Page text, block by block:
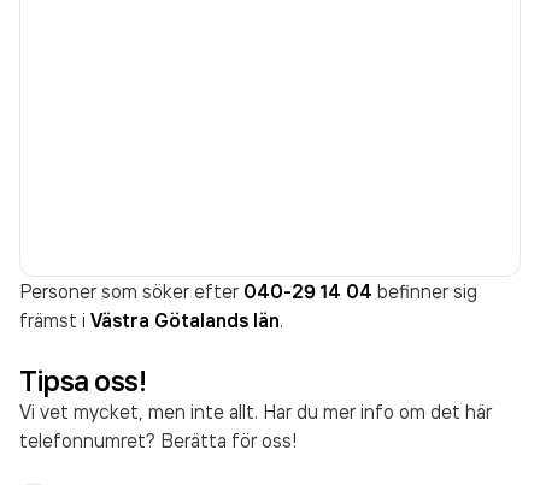
Personer som söker efter 040-29 14 04 befinner sig
främst i Västra Götalands län.
Tipsa oss!
Vi vet mycket, men inte allt. Har du mer info om det här
telefonnumret? Berätta för oss!